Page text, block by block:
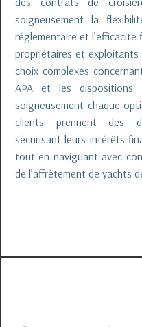
soigneusement la
réglementaire et
propriétaires et
choix complexes
APA et les dispositions
soigneusement chaque
clients prennent des
sécurisant leurs intérêts
tout en naviguant avec
de l’affrètement de yachts